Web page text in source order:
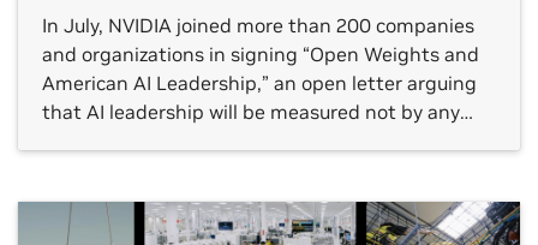
In July, NVIDIA joined more than 200 companies
and organizations in signing “Open Weights and
American AI Leadership,” an open letter arguing
that AI leadership will be measured not by any